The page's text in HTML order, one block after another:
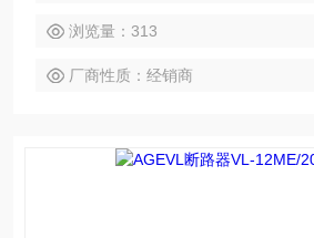
浏览量：313
厂商性质：经销商